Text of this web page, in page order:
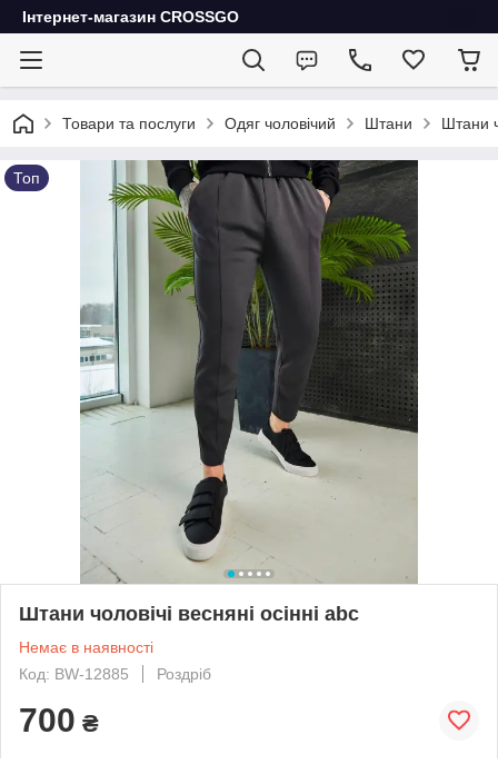
Інтернет-магазин CROSSGO
Товари та послуги Одяг чоловічий Штани Штани
Топ
Штани чоловічі весняні осінні abc
Немає в наявності
Код: BW-12885
Роздріб
700 ₴